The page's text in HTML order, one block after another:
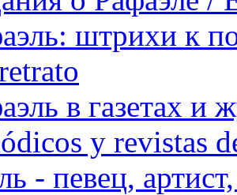
штрихи к
в газетах и
y revistas
- певец,